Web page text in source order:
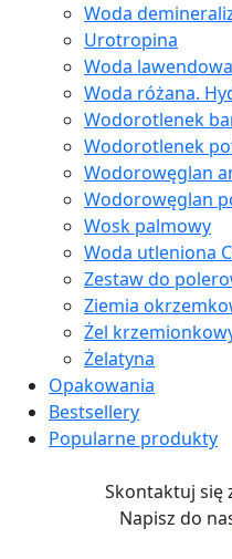
Woda
Urotropina
Woda
Woda różana.
Wodorotlenek
Wodorotlenek
Wodorowęglan
Wodorowęglan
Wosk palmowy
Woda utleniona
Zestaw do
Ziemia
Żel
Żelatyna
Opakowania
Bestsellery
Popularne produkty
Skontaktuj się
Napisz do